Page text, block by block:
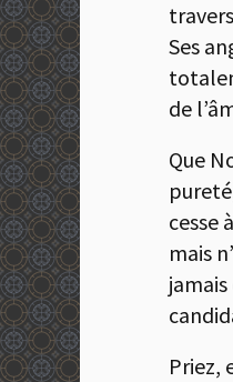
Ses
de
Que
cesse
mais
Priez,